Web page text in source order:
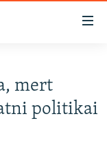
mert
politikai